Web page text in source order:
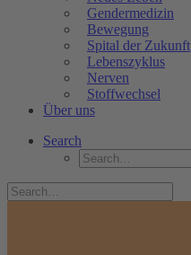
Gendermedizin
Bewegung
Spital der Zukunft
Lebenszyklus
Nerven
Stoffwechsel
Über uns
Search